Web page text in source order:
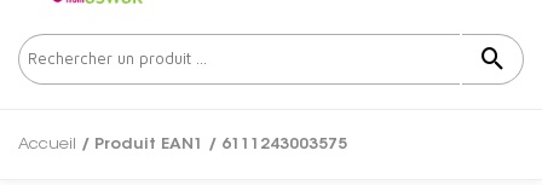
Accueil / Produit EAN1 / 6111243003575